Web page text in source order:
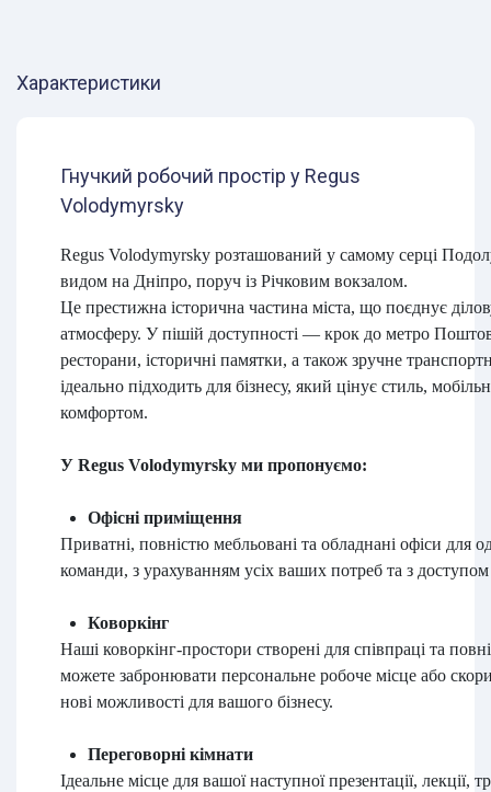
Характеристики
Гнучкий робочий простір у Regus
Volodymyrsky
Regus Volodymyrsky розташований у самому серці
видом на Дніпро, поруч із Річковим вокзалом.
Це престижна історична частина міста, що поєднує
атмосферу. У пішій доступності — крок до метро
ресторани, історичні памятки, а також зручне
ідеально підходить для бізнесу, який цінує стиль,
комфортом.
У Regus Volodymyrsky ми пропонуємо:
Офісні приміщення
Приватні, повністю мебльовані та обладнані офіси для
команди, з урахуванням усіх ваших потреб та з
Коворкінг
Наші коворкінг-простори створені для співпраці та
можете забронювати персональне робоче місце або
нові можливості для вашого бізнесу.
Переговорні кімнати
Ідеальне місце для вашої наступної презентації, лекції,